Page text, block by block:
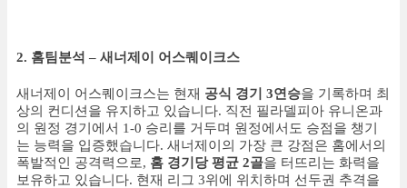
2. 홈팀분석 – 새너제이 어스퀘이크스
새너제이 어스퀘이크스는 현재 공식 경기 3연승을 기록하며 최
상의 컨디션을 유지하고 있습니다. 직전 필라델피아 유니온과
의 원정 경기에서 1-0 승리를 거두며 원정에서도 승점을 챙기
는 능력을 입증했습니다. 새너제이의 가장 큰 강점은 홈에서의
폭발적인 공격력으로, 홈 경기당 평균 2골을 터뜨리는 화력을
보유하고 있습니다. 현재 리그 3위에 위치하며 선두권 추격을